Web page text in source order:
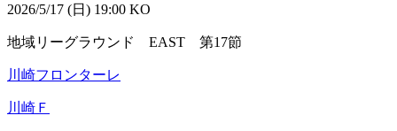
2026/5/17 (日) 19:00 KO
地域リーグラウンド EAST 第17節
川崎フロンターレ
川崎Ｆ